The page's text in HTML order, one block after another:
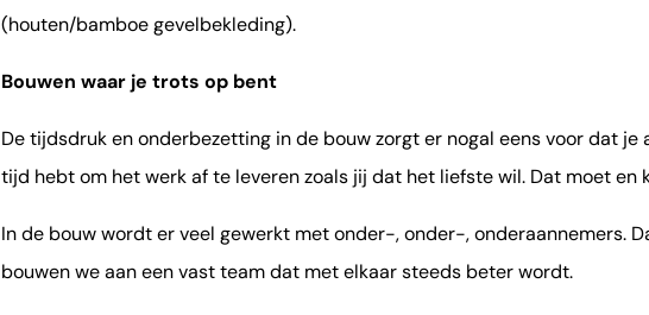
(houten/bamboe gevelbekleding).
Bouwen waar je trots op bent
De tijdsdruk en onderbezetting in de bouw zorgt er nogal eens voor dat
tijd hebt om het werk af te leveren zoals jij dat het liefste wil. Dat moet en
In de bouw wordt er veel gewerkt met onder-, onder-, onderaannemers.
bouwen we aan een vast team dat met elkaar steeds beter wordt.